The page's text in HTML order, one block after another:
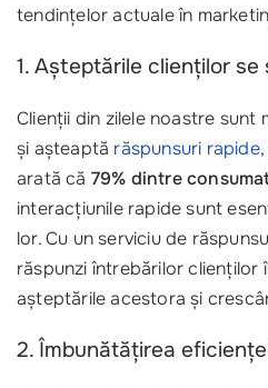
tendințelor actuale în
1. Așteptările clienților se
Clienții din zilele noastre sunt
și așteaptă răspunsuri rapide
arată că 79% dintre
interacțiunile rapide sunt
lor. Cu un serviciu de
răspunzi întrebărilor clienților
așteptările acestora și
2. Îmbunătățirea